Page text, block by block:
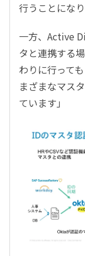
行うことになり
一方、Active
タと連携する
わりに行って
まざまなマス
ています」